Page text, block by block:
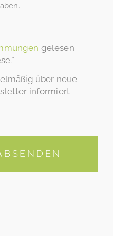
gelesen
über neue
informiert